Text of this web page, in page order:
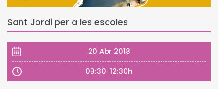
Sant Jordi per a les escoles
20 Abr 2018
09:30-12:30h